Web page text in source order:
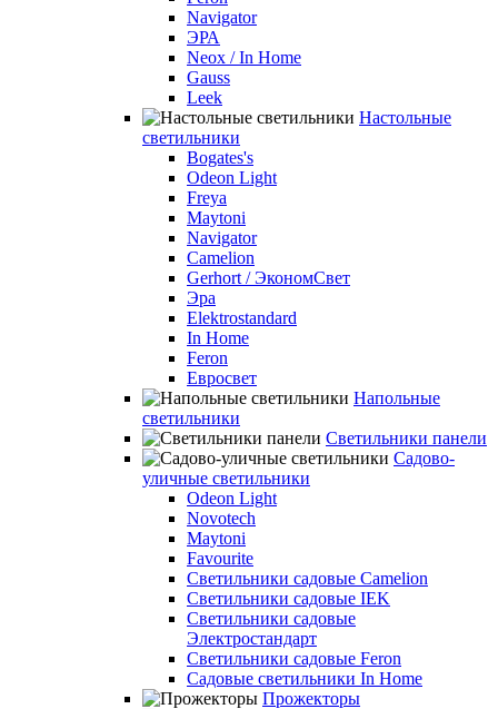
Navigator
ЭРА
Neox / In Home
Gauss
Leek
Настольные
светильники
Bogates's
Odeon Light
Freya
Maytoni
Navigator
Camelion
Gerhort / ЭкономСвет
Эра
Elektrostandard
In Home
Feron
Евросвет
Напольные
светильники
Светильники панели
Садово-
уличные светильники
Odeon Light
Novotech
Maytoni
Favourite
Светильники садовые Camelion
Светильники садовые IEK
Светильники садовые
Электростандарт
Светильники садовые Feron
Садовые светильники In Home
Прожекторы